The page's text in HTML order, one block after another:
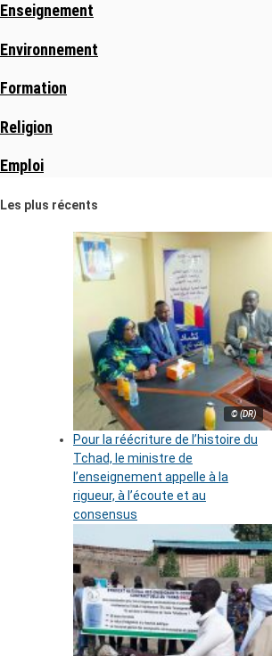
Enseignement
Environnement
Formation
Religion
Emploi
Les plus récents
© (DR)
Pour la réécriture de l’histoire du
Tchad, le ministre de
l’enseignement appelle à la
rigueur, à l’écoute et au
consensus